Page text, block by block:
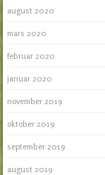
august 2020
mars 2020
februar 2020
januar 2020
november 2019
oktober 2019
september 2019
august 2019